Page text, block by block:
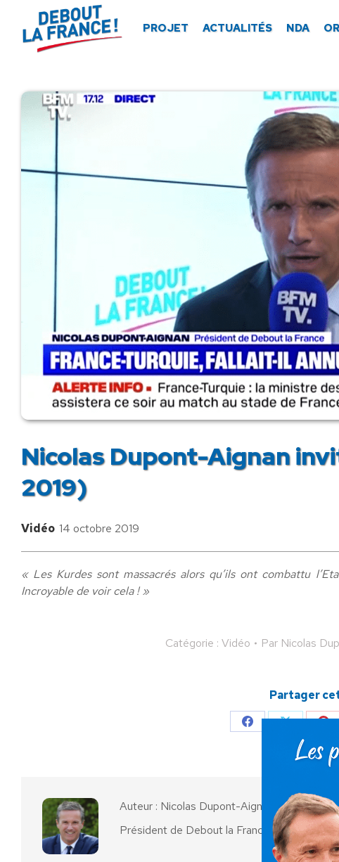
PROJET ACTUALITÉS NDA
Nicolas Dupont-Aignan
2019)
Vidéo 14 octobre 2019
« Les Kurdes sont massacrés alors qu’ils ont combattu
Incroyable de voir cela ! »
Catégorie : Vidéo Par Nicolas
Partager
Partager
sur
sur
Auteur : Nicolas Dupont-Aignan
Président de Debout la France
Panneau de gestion des cookies